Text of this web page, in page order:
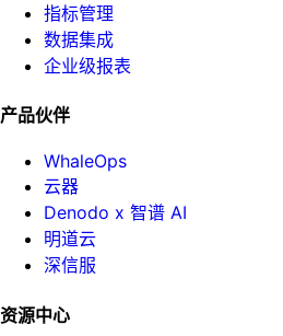
指标管理
数据集成
企业级报表
产品伙伴
WhaleOps
云器
Denodo x 智谱 AI
明道云
深信服
资源中心